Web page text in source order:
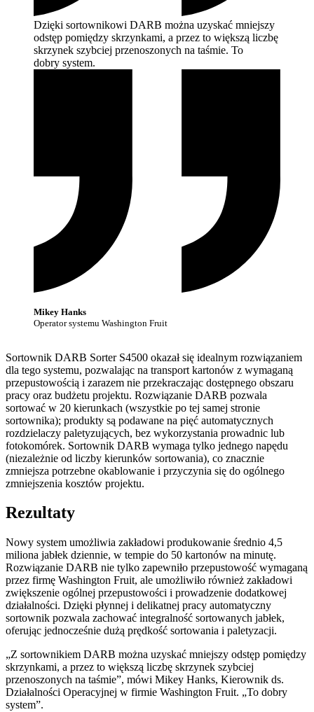
Dzięki sortownikowi DARB można uzyskać mniejszy
odstęp pomiędzy skrzynkami, a przez to większą liczbę
skrzynek szybciej przenoszonych na taśmie. To
dobry system.
Mikey Hanks
Operator systemu Washington Fruit
Sortownik DARB Sorter S4500 okazał się idealnym rozwiązaniem
dla tego systemu, pozwalając na transport kartonów z wymaganą
przepustowością i zarazem nie przekraczając dostępnego obszaru
pracy oraz budżetu projektu. Rozwiązanie DARB pozwala
sortować w 20 kierunkach (wszystkie po tej samej stronie
sortownika); produkty są podawane na pięć automatycznych
rozdzielaczy paletyzujących, bez wykorzystania prowadnic lub
fotokomórek. Sortownik DARB wymaga tylko jednego napędu
(niezależnie od liczby kierunków sortowania), co znacznie
zmniejsza potrzebne okablowanie i przyczynia się do ogólnego
zmniejszenia kosztów projektu.
Rezultaty
Nowy system umożliwia zakładowi produkowanie średnio 4,5
miliona jabłek dziennie, w tempie do 50 kartonów na minutę.
Rozwiązanie DARB nie tylko zapewniło przepustowość wymaganą
przez firmę Washington Fruit, ale umożliwiło również zakładowi
zwiększenie ogólnej przepustowości i prowadzenie dodatkowej
działalności. Dzięki płynnej i delikatnej pracy automatyczny
sortownik pozwala zachować integralność sortowanych jabłek,
oferując jednocześnie dużą prędkość sortowania i paletyzacji.
„Z sortownikiem DARB można uzyskać mniejszy odstęp pomiędzy
skrzynkami, a przez to większą liczbę skrzynek szybciej
przenoszonych na taśmie”, mówi Mikey Hanks, Kierownik ds.
Działalności Operacyjnej w firmie Washington Fruit. „To dobry
system”.